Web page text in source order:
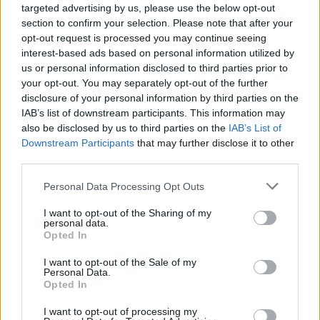
targeted advertising by us, please use the below opt-out
section to confirm your selection. Please note that after your
opt-out request is processed you may continue seeing
interest-based ads based on personal information utilized by
us or personal information disclosed to third parties prior to
your opt-out. You may separately opt-out of the further
disclosure of your personal information by third parties on the
IAB’s list of downstream participants. This information may
also be disclosed by us to third parties on the IAB’s List of
Downstream Participants that may further disclose it to other
Personal Data Processing Opt Outs
I want to opt-out of the Sharing of my
personal data.
Opted In
I want to opt-out of the Sale of my
Personal Data.
Opted In
I want to opt-out of processing my
Ο Springer είπε ότι η επένδυση είναι “ένας
τρόπος επίτευξης πραγμάτων. Υπάρχουν
ορισμένοι τρόποι διάκρισης στον ακαδημαϊκό
χώρο, μπορείτε να κερδίσετε βραβεία,
μπορείτε να έχετε πολλές αναφορές στις
δημοσιεύσεις σας. Στην επένδυση υπάρχουν
σαφείς τρόποι μέτρησης της επιτυχίας”.
“Το να κερδίζεις πολλά χρήματα είναι κάτι που
να πετύχουν”, τονίζει.
Τα συσσωρευμένα κέρδη του, του επέτρεψαν
να επιτύχει μεγαλύτερους στόχους. Με 25
ίδρυσε ένα μη κερδοσκοπικό ίδρυμα που
ονομάζεται Ινστιτούτο για την Καινοτομία των
Πρωτεϊνών, αφιερωμένο στην εξεύρεση πιο